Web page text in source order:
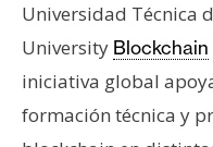
Universidad Técnica
University Blockchain
iniciativa global
formación técnica y